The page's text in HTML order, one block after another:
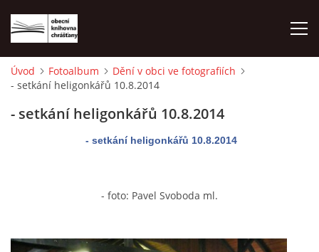
ÚVOD
Úvod Fotoalbum
Dění v obci ve fotografiích
- setkání heligonkářů 10.8.2014
- setkání heligonkářů 10.8.2014
- setkání heligonkářů 10.8.2014
- foto: Pavel Svoboda ml.